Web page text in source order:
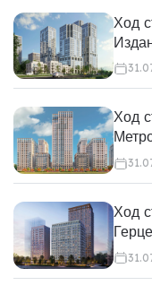
Ход
Ход
Ход